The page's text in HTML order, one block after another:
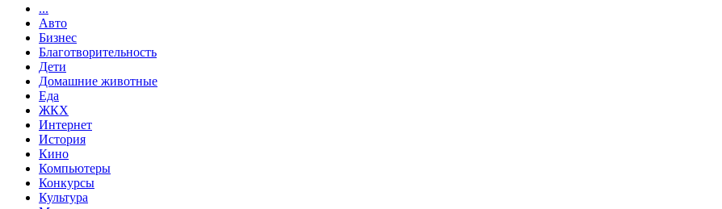
...
Авто
Бизнес
Благотворительность
Дети
Домашние животные
Еда
ЖКХ
Интернет
История
Кино
Компьютеры
Конкурсы
Культура